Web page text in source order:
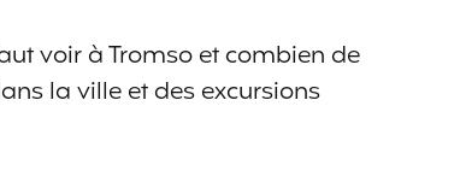
voir à Tromso et combien de
la ville et des excursions